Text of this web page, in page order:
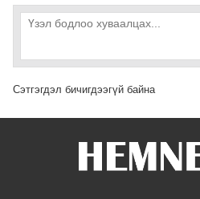
Сэтгэгдэл бичигдээгүй байна